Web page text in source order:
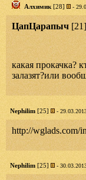
Алхимик [28] -
ЦапЦарапыч [21]
какая прокачка?
залазят?или
Nephilim [25] -
http://wglads.com/
Nephilim [25] -